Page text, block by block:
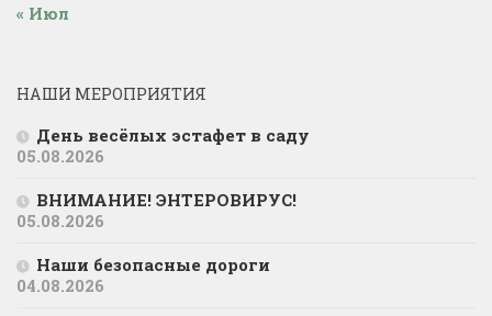
« Июл
НАШИ МЕРОПРИЯТИЯ
День весёлых эстафет в саду
05.08.2026
ВНИМАНИЕ! ЭНТЕРОВИРУС!
05.08.2026
Наши безопасные дороги
04.08.2026